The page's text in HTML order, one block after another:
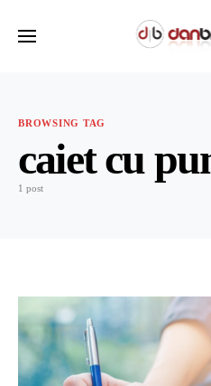
BROWSING TAG
caiet cu
1 post